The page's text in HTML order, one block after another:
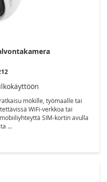
mökille, työmaalle tai
WiFi-verkkoa tai
SIM-kortin avulla
...